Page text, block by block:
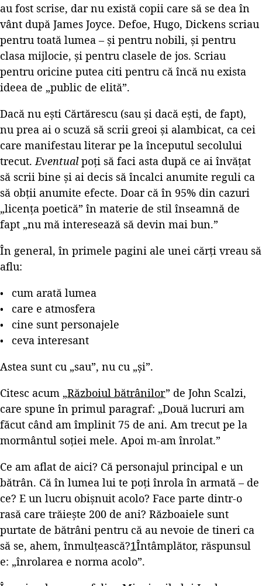
au fost scrise, dar nu există copii care să se dea în
vânt după James Joyce. Defoe, Hugo, Dickens scriau
pentru toată lumea – și pentru nobili, și pentru
clasa mijlocie, și pentru clasele de jos. Scriau
pentru oricine putea citi pentru că încă nu exista
ideea de „public de elită”.
Dacă nu ești Cărtărescu (sau și dacă ești, de fapt),
nu prea ai o scuză să scrii greoi și alambicat, ca cei
care manifestau literar pe la începutul secolului
trecut. Eventualpoți să faci asta după ce ai învățat
să scrii bine și ai decis să încalci anumite reguli ca
să obții anumite efecte. Doar că în 95% din cazuri
„licența poetică” în materie de stil înseamnă de
fapt „nu mă interesează să devin mai bun.”
În general, în primele pagini ale unei cărți vreau să
aflu:
cum arată lumea
care e atmosfera
cine sunt personajele
ceva interesant
Astea sunt cu „sau”, nu cu „și”.
Citesc acum „Războiul bătrânilor” de John Scalzi,
care spune în primul paragraf: „Două lucruri am
făcut când am împlinit 75 de ani. Am trecut pe la
mormântul soției mele. Apoi m-am înrolat.”
Ce am aflat de aici? Că personajul principal e un
bătrân. Că în lumea lui te poți înrola în armată – de
ce? E un lucru obișnuit acolo? Face parte dintr-o
rasă care trăiește 200 de ani? Războaiele sunt
purtate de bătrâni pentru că au nevoie de tineri ca
să se, ahem, înmulțească?1Întâmplător, răspunsul
e: „înrolarea e norma acolo”.